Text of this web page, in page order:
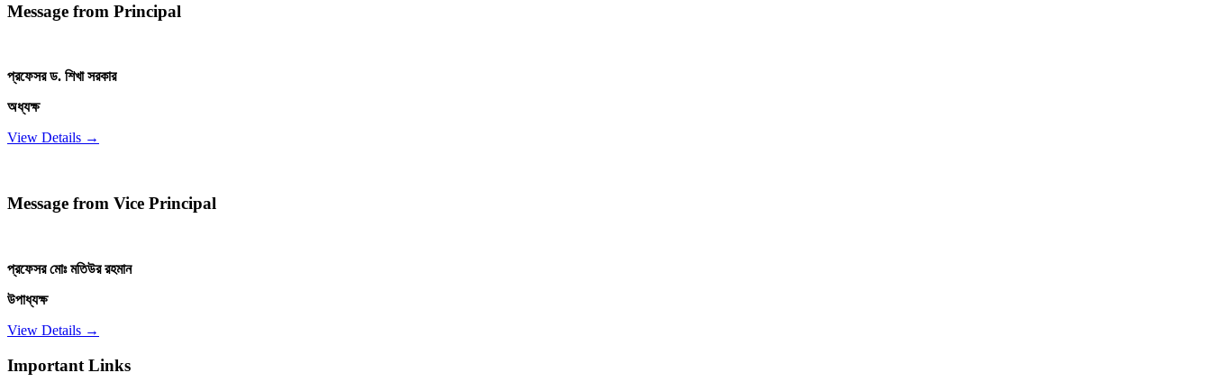
Message from Principal
প্রফেসর ড. শিখা সরকার
অধ্যক্ষ
View Details →
Message from Vice Principal
প্রফেসর মোঃ মতিউর রহমান
উপাধ্যক্ষ
View Details →
Important Links